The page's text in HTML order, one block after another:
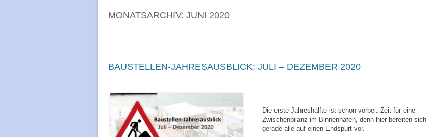
MONATSARCHIV: JUNI 2020
BAUSTELLEN-JAHRESAUSBLICK: JULI – DEZEMBER 2020
Die erste Jahreshälfte ist schon vorbei. Zeit für eine
Zwischenbilanz im Binnenhafen, denn hier bereiten sich
gerade alle auf einen Endspurt vor.